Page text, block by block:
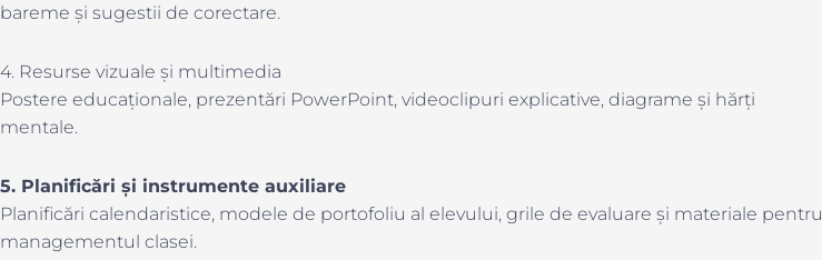
bareme și sugestii de corectare.
4. Resurse vizuale și multimedia
Postere educaționale, prezentări PowerPoint, videoclipuri explicative, diagrame și hărți
mentale.
5. Planificări și instrumente auxiliare
Planificări calendaristice, modele de portofoliu al elevului, grile de evaluare și materiale pentru
managementul clasei.